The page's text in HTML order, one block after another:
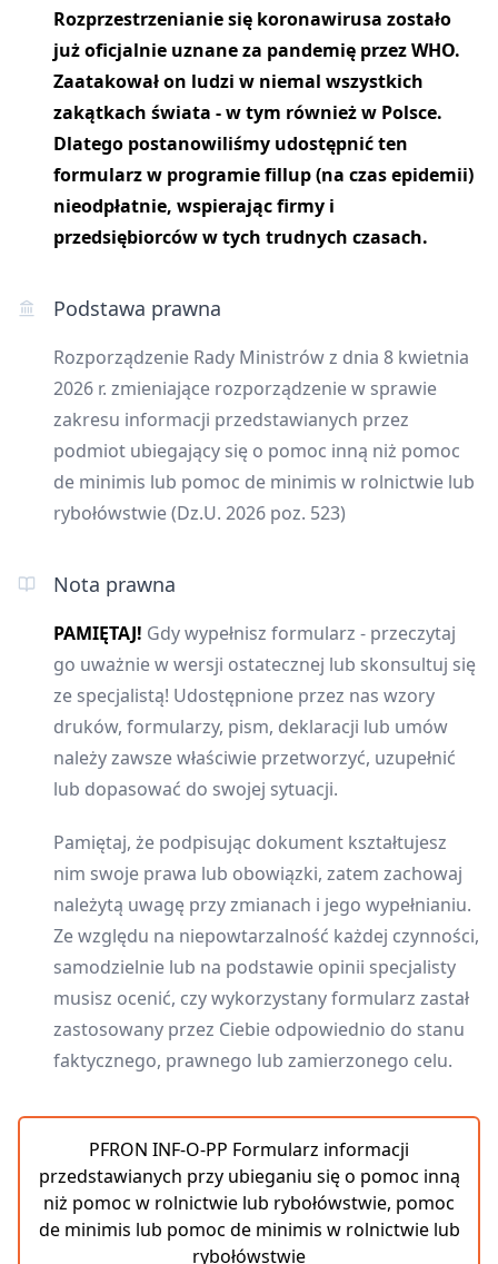
Rozprzestrzenianie się koronawirusa zostało
już oficjalnie uznane za pandemię przez WHO.
Zaatakował on ludzi w niemal wszystkich
zakątkach świata - w tym również w Polsce.
Dlatego postanowiliśmy udostępnić ten
formularz w programie fillup (na czas epidemii)
nieodpłatnie, wspierając firmy i
przedsiębiorców w tych trudnych czasach.
Podstawa prawna
Rozporządzenie Rady Ministrów z dnia 8 kwietnia
2026 r. zmieniające rozporządzenie w sprawie
zakresu informacji przedstawianych przez
podmiot ubiegający się o pomoc inną niż pomoc
de minimis lub pomoc de minimis w rolnictwie lub
rybołówstwie (Dz.U. 2026 poz. 523)
Nota prawna
PAMIĘTAJ! Gdy wypełnisz formularz - przeczytaj
go uważnie w wersji ostatecznej lub skonsultuj się
ze specjalistą! Udostępnione przez nas wzory
druków, formularzy, pism, deklaracji lub umów
należy zawsze właściwie przetworzyć, uzupełnić
lub dopasować do swojej sytuacji.
Pamiętaj, że podpisując dokument kształtujesz
nim swoje prawa lub obowiązki, zatem zachowaj
należytą uwagę przy zmianach i jego wypełnianiu.
Ze względu na niepowtarzalność każdej czynności,
samodzielnie lub na podstawie opinii specjalisty
musisz ocenić, czy wykorzystany formularz zastał
zastosowany przez Ciebie odpowiednio do stanu
faktycznego, prawnego lub zamierzonego celu.
PFRON INF-O-PP Formularz informacji
przedstawianych przy ubieganiu się o pomoc inną
niż pomoc w rolnictwie lub rybołówstwie, pomoc
de minimis lub pomoc de minimis w rolnictwie lub
rybołówstwie